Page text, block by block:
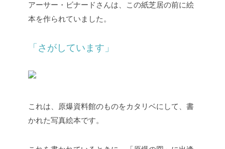
アーサー・ビナードさんは、この紙芝居の前に絵
本を作られていました。
「さがしています」
これは、原爆資料館のものをカタリベにして、書
かれた写真絵本です。